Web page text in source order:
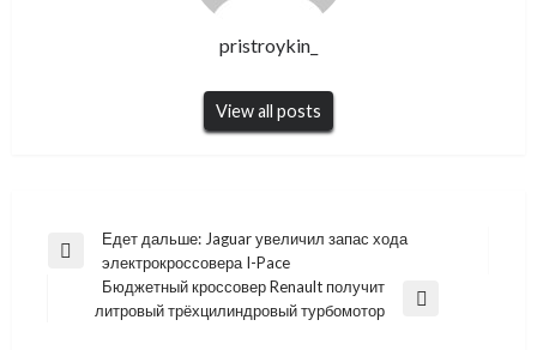
pristroykin_
View all posts
Навигация
записям
Previous
Едет дальше: Jaguar увеличил запас хода
электрокроссовера I-Pace
Next
Бюджетный кроссовер Renault получит
литровый трёхцилиндровый турбомотор